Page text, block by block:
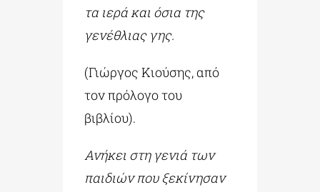
τα ιερά και όσια της
γενέθλιας γης.
(Γιώργος Κιούσης, από
τον πρόλογο του
βιβλίου).
Ανήκει στη γενιά των
παιδιών που ξεκίνησαν